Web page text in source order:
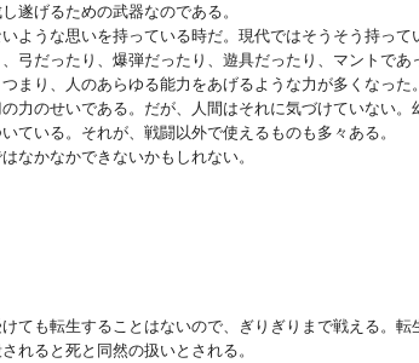
遂げるための武器なのである。
ような思いを持っている時だ。現代ではそうそう持って
弓だったり、爆弾だったり、遊具だったり、マントであ
まり、人のあらゆる能力をあげるような力が多くなった。
力のせいである。だが、人間はそれに気づけていない。
ている。それが、戦闘以外で使えるものも多々ある。
なかなかできないかもしれない。
ても転生することはないので、ぎりぎりまで戦える。転
れると死と同然の扱いとされる。